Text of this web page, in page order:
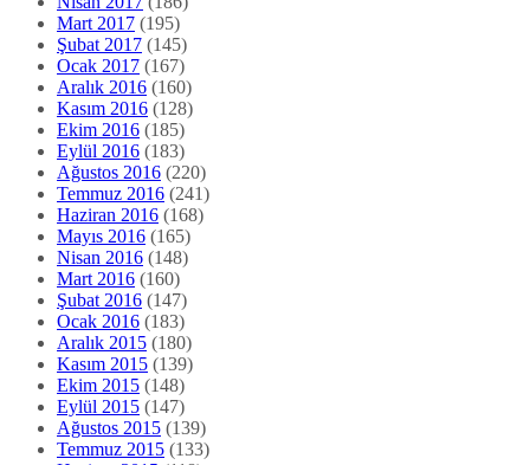
Mart 2017 (195)
Şubat 2017 (145)
Ocak 2017 (167)
Aralık 2016 (160)
Kasım 2016 (128)
Ekim 2016 (185)
Eylül 2016 (183)
Ağustos 2016 (220)
Temmuz 2016 (241)
Haziran 2016 (168)
Mayıs 2016 (165)
Nisan 2016 (148)
Mart 2016 (160)
Şubat 2016 (147)
Ocak 2016 (183)
Aralık 2015 (180)
Kasım 2015 (139)
Ekim 2015 (148)
Eylül 2015 (147)
Ağustos 2015 (139)
Temmuz 2015 (133)